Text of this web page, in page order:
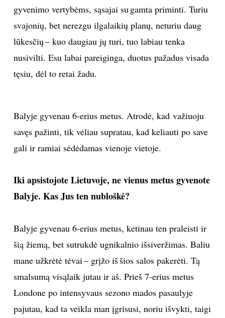
gyvenimo vertybėms, sąsajai su gamta priminti. Turiu
svajonių, bet nerezgu ilgalaikių planų, neturiu daug
lūkesčių – kuo daugiau jų turi, tuo labiau tenka
nusivilti. Esu labai pareiginga, duotus pažadus visada
tęsiu, dėl to retai žadu.
Balyje gyvenau 6-erius metus. Atrodė, kad važiuoju
savęs pažinti, tik vėliau supratau, kad keliauti po save
gali ir ramiai sėdėdamas vienoje vietoje.
Iki apsistojote Lietuvoje, ne vienus metus gyvenote
Balyje. Kas Jus ten nubloškė?
Balyje gyvenau 6-erius metus, ketinau ten praleisti ir
šią žiemą, bet sutrukdė ugnikalnio išsiveržimas. Baliu
mane užkrėtė tėvai – grįžo iš šios salos pakerėti. Tą
smalsumą visąlaik jutau ir aš. Prieš 7-erius metus
Londone po intensyvaus sezono mados pasaulyje
pajutau, kad ta veikla man įgrisusi, noriu išvykti, taigi